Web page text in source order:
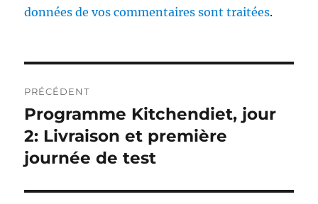
données de vos commentaires sont traitées.
de
l’article
PRÉCÉDENT
Publication
précédente :
Programme Kitchendiet, jour
2: Livraison et première
journée de test